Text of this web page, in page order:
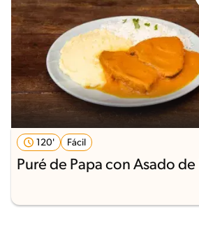
120' Fácil
Puré de Papa con Asado de